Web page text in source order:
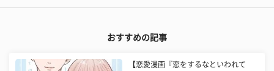
おすすめの記事
【恋愛漫画『恋をするなといわれて